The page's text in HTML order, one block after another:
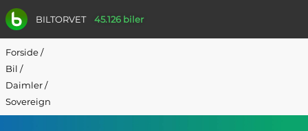
BILTORVET 45.126 biler
Forside/
Bil /
Daimler/
Sovereign